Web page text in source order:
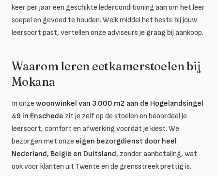
keer per jaar een geschikte lederconditioning aan om het leer
soepel en gevoed te houden. Welk middel het beste bij jouw
leersoort past, vertellen onze adviseurs je graag bij aankoop.
Waarom leren eetkamerstoelen bij
Mokana
In onze woonwinkel van 3.000 m2 aan de Hogelandsingel
49 in Enschede zit je zelf op de stoelen en beoordeel je
leersoort, comfort en afwerking voordat je kiest. We
bezorgen met onze eigen bezorgdienst door heel
Nederland, België en Duitsland, zonder aanbetaling, wat
ook voor klanten uit Twente en de grensstreek prettig is.